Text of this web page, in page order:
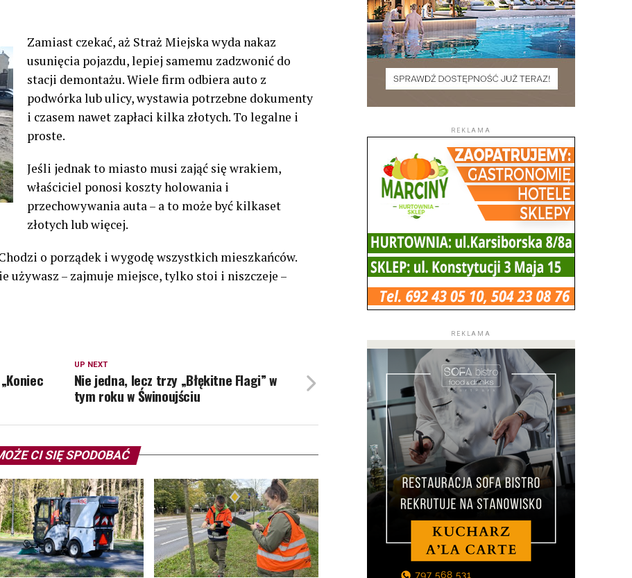
Zamiast czekać, aż Straż Miejska wyda nakaz
usunięcia pojazdu, lepiej samemu zadzwonić do
stacji demontażu. Wiele firm odbiera auto z
podwórka lub ulicy, wystawia potrzebne dokumenty
i czasem nawet zapłaci kilka złotych. To legalne i
proste.
Jeśli jednak to miasto musi zająć się wrakiem,
właściciel ponosi koszty holowania i
przechowywania auta – a to może być kilkaset
złotych lub więcej.
o porządek i wygodę wszystkich mieszkańców.
używasz – zajmuje miejsce, tylko stoi i niszczeje –
UP NEXT
Nie jedna, lecz trzy „Błękitne Flagi” w
tym roku w Świnoujściu
CI SIĘ SPODOBAĆ
REKLAMA
REKLAMA